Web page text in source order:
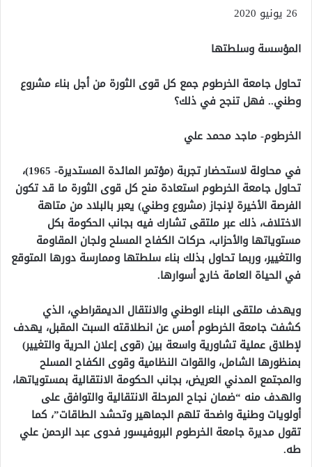
26 يونيو 2020
المؤسسة وسلطتها
تحاول جامعة الخرطوم جمع كل قوى الثورة من أجل بناء مشروع
وطني.. فهل تنجح في ذلك؟
الخرطوم- ماجد محمد علي
في محاولة لاستحضار تجربة (مؤتمر المائدة المستديرة- 1965)،
تحاول جامعة الخرطوم استعادة منح كل قوى الثورة ما قد تكون
الفرصة الأخيرة لإنجاز (مشروع وطني) يعبر بالبلاد من متاهة
الاختلاف، ذلك عبر ملتقى تشارك فيه بجانب الحكومة بكل
مستوياتها والأحزاب، حركات الكفاح المسلح ولجان المقاومة
والتغيير، وربما تحاول بذلك بناء سلطتها وممارسة دورها المتوقع
في الحياة العامة خارج أسوارها.
ويهدف ملتقى البناء الوطني والانتقال الديمقراطي، الذي
كشفت جامعة الخرطوم أمس عن انطلاقته السبت المقبل، يهدف
لإطلاق عملية تشاورية واسعة بين (قوى إعلان الحرية والتغيير)
بمنظورها الشامل، والقوات النظامية وقوى الكفاح المسلح
والمجتمع المدني العريض، بجانب الحكومة الانتقالية بمستوياتها،
والهدف منه “ضمان نجاح المرحلة الانتقالية والتوافق على
أولويات وطنية واضحة تلهم الجماهير وتحشد الطاقات”، كما
تقول مديرة جامعة الخرطوم البروفيسور فدوى عبد الرحمن علي
طه.